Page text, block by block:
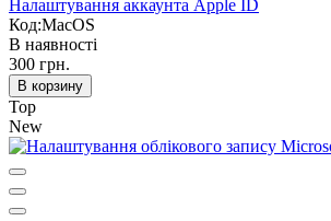
Налаштування аккаунта Apple ID
Код:MacOS
В наявності
300 грн.
В корзину
Top
New